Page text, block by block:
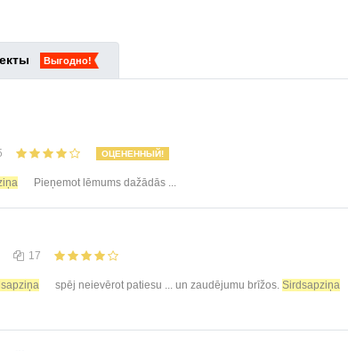
Выгодно!
ОЦЕНЕННЫЙ!
Pieņemot lēmums dažādās ...
17
spēj neievērot patiesu ... un zaudējumu brīžos. Sirdsapziņa